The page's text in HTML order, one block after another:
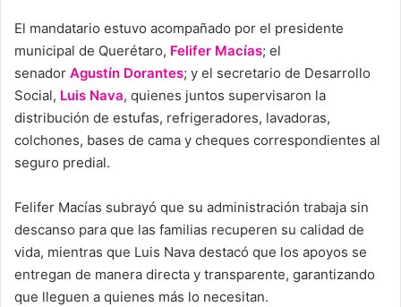
El mandatario estuvo acompañado por el presidente
municipal de Querétaro, Felifer Macías; el
senador Agustín Dorantes; y el secretario de Desarrollo
Social, Luis Nava, quienes juntos supervisaron la
distribución de estufas, refrigeradores, lavadoras,
colchones, bases de cama y cheques correspondientes al
seguro predial.
Felifer Macías subrayó que su administración trabaja sin
descanso para que las familias recuperen su calidad de
vida, mientras que Luis Nava destacó que los apoyos se
entregan de manera directa y transparente, garantizando
que lleguen a quienes más lo necesitan.